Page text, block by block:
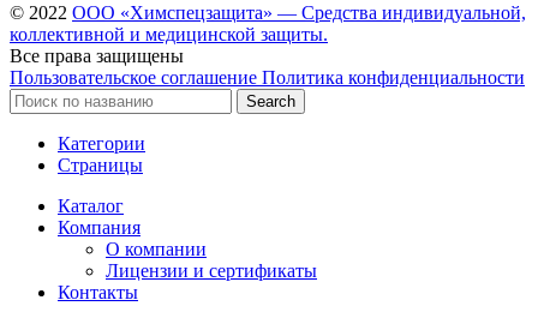
© 2022 ООО «Химспецзащита» — Средства индивидуальной,
коллективной и медицинской защиты.
Все права защищены
Пользовательское соглашение Политика конфиденциальности
Search
Категории
Страницы
Каталог
Компания
О компании
Лицензии и сертификаты
Контакты